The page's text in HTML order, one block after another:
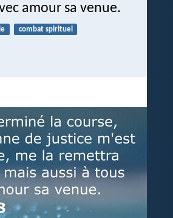
amour sa venue.
combat spirituel